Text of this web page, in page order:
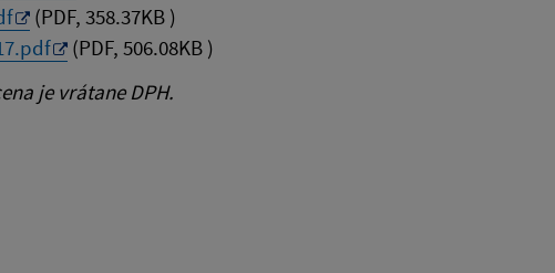
(PDF, 358.37KB )
(PDF, 506.08KB )
je vrátane DPH.